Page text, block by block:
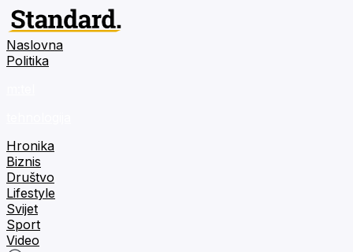
Naslovna
Politika
Hronika
Biznis
Društvo
Lifestyle
Svijet
Sport
Video